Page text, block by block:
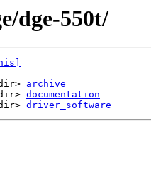
dge-550t/
archive
documentation
driver_software